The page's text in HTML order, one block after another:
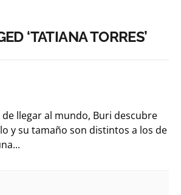
‘TATIANA TORRES’
llegar al mundo, Buri descubre
y su tamaño son distintos a los de